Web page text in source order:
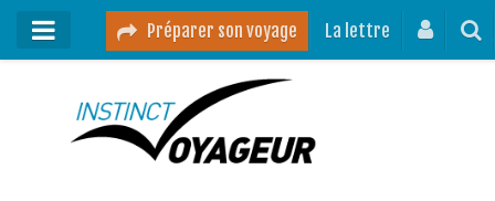
Préparer son voyage La lettre
Mon podcast